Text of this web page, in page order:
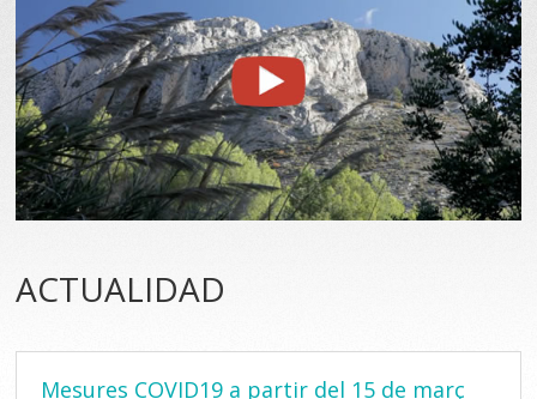
ACTUALIDAD
Mesures COVID19 a partir del 15 de març